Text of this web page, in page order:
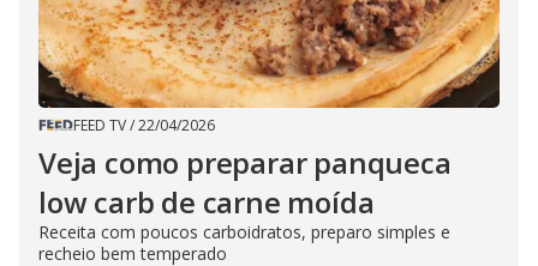
FEED TV/22/04/2026
Veja como preparar panqueca
low carb de carne moída
Receita com poucos carboidratos, preparo simples e
recheio bem temperado